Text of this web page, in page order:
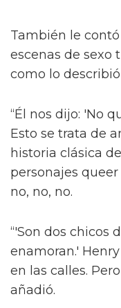
También le
escenas de sexo
como lo
“Él nos dijo: 'No
Esto se trata de
historia clásica
personajes
no, no, no.
“'Son dos chicos
enamoran.'
en las calles.
añadió.